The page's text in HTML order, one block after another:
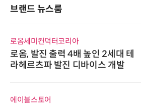
브랜드 뉴스룸
로옴세미컨덕터코리아
로옴, 발진 출력 4배 높인 2세대 테
라헤르츠파 발진 디바이스 개발
에이블스토어